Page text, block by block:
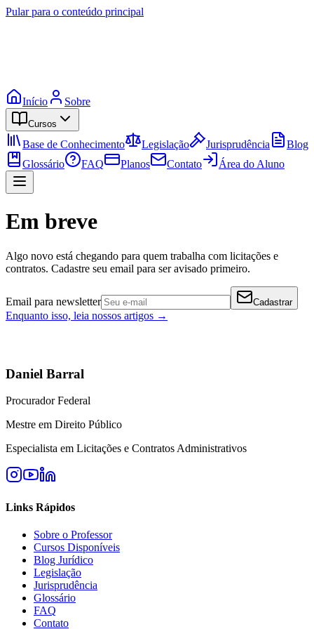
Pular para o conteúdo principal
Início Sobre
Cursos
Base de Conhecimento Legislação Jurisprudência
Blog
Glossário
FAQ Planos Contato Área do Aluno
Em breve
Algo novo está chegando para quem trabalha com licitações e
contratos. Cadastre seu email para ser avisado primeiro.
Email para newsletter Cadastrar
Enquanto isso, leia nossos artigos →
Daniel Barral
Procurador Federal
Mestre em Direito Público
Especialista em Licitações e Contratos Administrativos
Links Rápidos
Sobre o Professor
Cursos Disponíveis
Blog Jurídico
Legislação
Jurisprudência
Glossário
FAQ
Contato